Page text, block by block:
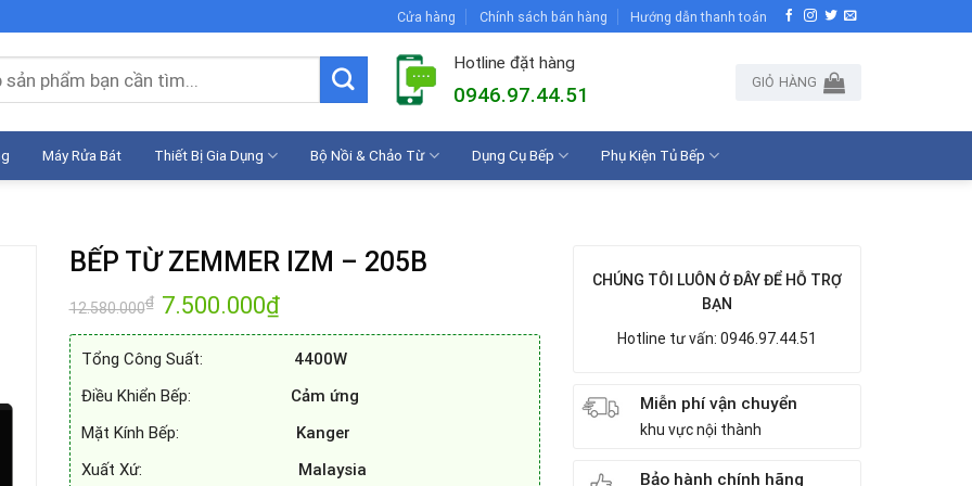
Cửa hàng Chính sách bán hàng Hướng dẫn thanh toán
Hotline đặt hàng
0946.97.44.51
GIỎ HÀNG
Máy Rửa Bát Thiết Bị Gia Dụng Bộ Nồi & Chảo Từ Dụng Cụ Bếp Phụ Kiện Tủ Bếp
BẾP TỪ ZEMMER IZM – 205B
12.580.000₫ Giá
gốc
là:
7.500.000₫Giá
hiện
tại
7.500.000₫.
Tổng Công Suất: 4400W
Điều Khiển Bếp: Cảm ứng
Mặt Kính Bếp: Kanger
Xuất Xứ: Malaysia
CHÚNG TÔI LUÔN Ở ĐÂY ĐỂ HỖ TRỢ
BẠN
Hotline tư vấn: 0946.97.44.51
Miễn phí vận chuyển
khu vực nội thành
Bảo hành chính hãng